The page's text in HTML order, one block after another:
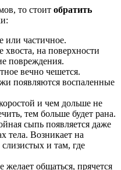
то стоит обратить
или частичное.
на поверхности
повреждения.
вечно чешется.
появляются воспаленные
и чем дольше не
тем больше будет рана.
сыпь появляется даже
тела. Возникает на
и там, где
общаться, прячется